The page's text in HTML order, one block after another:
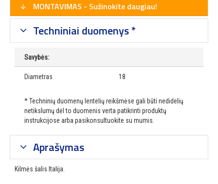
MONTAVIMAS - Sužinokite daugiau!
Techniniai duomenys *
Savybės:
Diametras 18
* Techninių duomenų lentelių reikšmėse gali būti nedidelių
netikslumų dėl to duomenis verta patikrinti produktų
instrukcijose arba pasikonsultuokite su mumis.
Aprašymas
Kilmės šalis Italija.